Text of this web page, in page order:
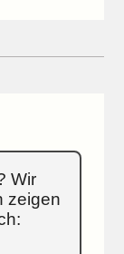
Wir
zeigen